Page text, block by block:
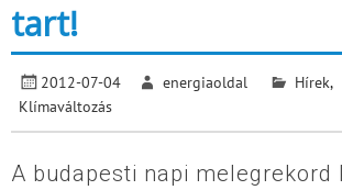
tart!
2012-07-04 energiaoldal Hírek,
Klímaváltozás
A budapesti napi melegrekord